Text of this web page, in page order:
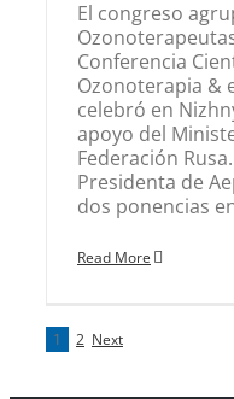
El congreso
Conferencia
Ozonoterapia &
celebró en
apoyo del
Federación
Presidenta de
dos ponencias
Read More
1 2 Next